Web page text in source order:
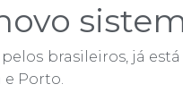
brasileiros, já
Porto.